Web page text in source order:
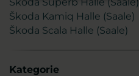
Škoda Kamiq Halle (Saale)
Škoda Scala Halle (Saale)
Kategorie